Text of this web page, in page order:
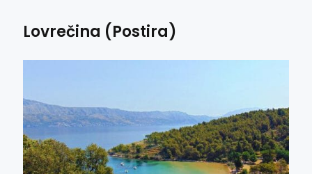
Lovrečina (Postira)